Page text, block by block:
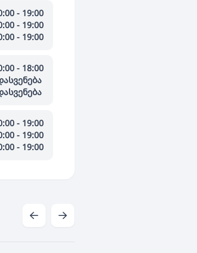
- 19:00
- 19:00
- 19:00
- 18:00
- 19:00
- 19:00
- 19:00